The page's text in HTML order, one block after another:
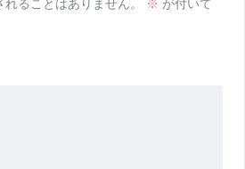
ることはありません。 ※ が付いて